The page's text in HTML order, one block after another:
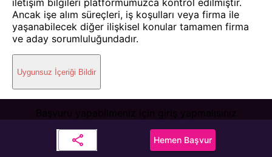
Hemen Başvur
iletişim bilgileri platformumuzca kontrol edilmiştir.
Ancak işe alım süreçleri, iş koşulları veya firma ile
yaşanabilecek diğer ilişkisel konular tamamen firma
ve aday sorumluluğundadır.
Uygunsuz İçeriği Bildir